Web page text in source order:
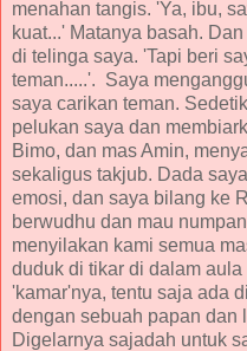
menahan tangis. 'Ya, ibu,
kuat...' Matanya basah.
di telinga saya. 'Tapi beri
teman.....'. Saya
saya carikan teman.
pelukan saya dan
Bimo, dan mas Amin,
sekaligus takjub. Dada
emosi, dan saya bilang ke
berwudhu dan mau
menyilakan kami semua
duduk di tikar di dalam
'kamar'nya, tentu saja ada
dengan sebuah papan dan
Digelarnya sajadah untuk